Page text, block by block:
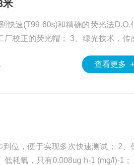
米
光法D.O.传感
校正的荧光帽； 3、绿光技术，传
查看更多 +
位，便于实现多次快速测试； 2、
耗氧，只有0.008ug h-1 (mg/l)-1；